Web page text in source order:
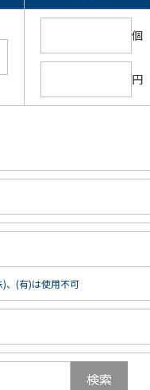
個
円
、(有)は使用不可
検索